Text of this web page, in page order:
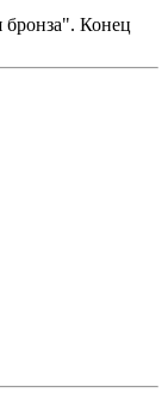
Конец